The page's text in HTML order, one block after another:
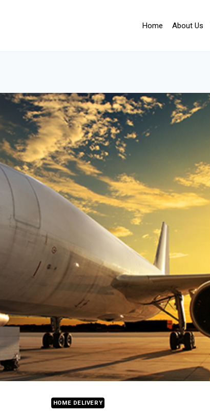
Home About Us
HOME DELIVERY